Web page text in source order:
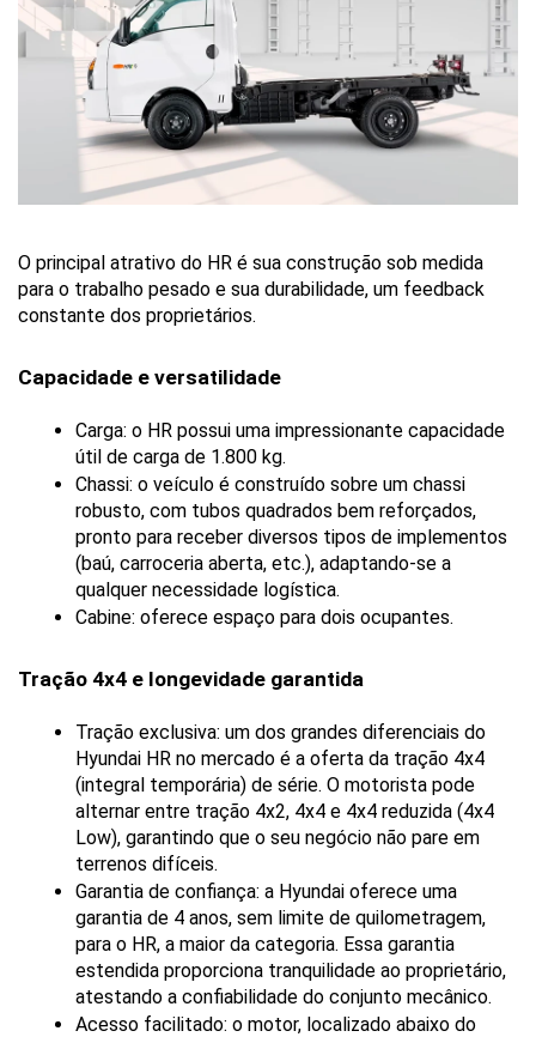
O principal atrativo do HR é sua construção sob medida
para o trabalho pesado e sua durabilidade, um feedback
constante dos proprietários.
Capacidade e versatilidade
Carga: o HR possui uma impressionante capacidade
útil de carga de 1.800 kg.
Chassi: o veículo é construído sobre um chassi
robusto, com tubos quadrados bem reforçados,
pronto para receber diversos tipos de implementos
(baú, carroceria aberta, etc.), adaptando-se a
qualquer necessidade logística.
Cabine: oferece espaço para dois ocupantes.
Tração 4x4 e longevidade garantida
Tração exclusiva: um dos grandes diferenciais do
Hyundai HR no mercado é a oferta da tração 4x4
(integral temporária) de série. O motorista pode
alternar entre tração 4x2, 4x4 e 4x4 reduzida (4x4
Low), garantindo que o seu negócio não pare em
terrenos difíceis.
Garantia de confiança: a Hyundai oferece uma
garantia de 4 anos, sem limite de quilometragem,
para o HR, a maior da categoria. Essa garantia
estendida proporciona tranquilidade ao proprietário,
atestando a confiabilidade do conjunto mecânico.
Acesso facilitado: o motor, localizado abaixo do